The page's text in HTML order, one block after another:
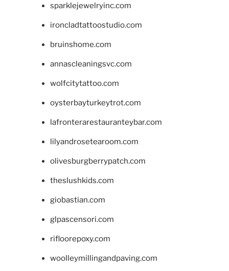
sparklejewelryinc.com
ironcladtattoostudio.com
bruinshome.com
annascleaningsvc.com
wolfcitytattoo.com
oysterbayturkeytrot.com
lafronterarestauranteybar.com
lilyandrosetearoom.com
olivesburgberrypatch.com
theslushkids.com
giobastian.com
glpascensori.com
rifloorepoxy.com
woolleymillingandpaving.com